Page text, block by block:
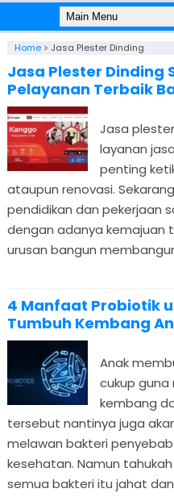
Home> Jasa Plester Dinding
Jasa Plester Dinding
Pelayanan Terbaik
Jasa
layanan
penting
ataupun renovasi.
pendidikan dan pekerjaan
dengan adanya kemajuan
urusan bangun
4 Manfaat Probiotik
Tumbuh Kembang
Anak
cukup
kembang
tersebut nantinya juga
melawan bakteri
kesehatan. Namun
semua bakteri itu jahat